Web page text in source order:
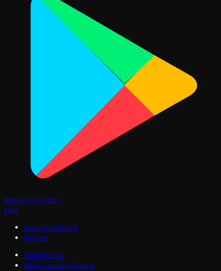
Google Play'den
İndir
Sanat Gündemi
İletişim
Hakkımızda
Sıkça Sorulan Sorular